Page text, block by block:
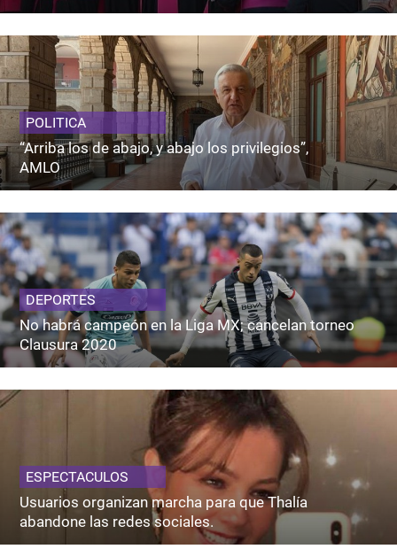
POLITICA
“Arriba los de abajo, y abajo los privilegios”,
AMLO
DEPORTES
No habrá campeón en la Liga MX; cancelan torneo
Clausura 2020
ESPECTACULOS
Usuarios organizan marcha para que Thalía
abandone las redes sociales.